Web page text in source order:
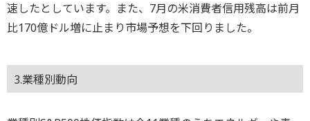
速したとしています。また、7月の米消費者信用残高は前月
比170億ドル増に止まり市場予想を下回りました。
3.業種別動向